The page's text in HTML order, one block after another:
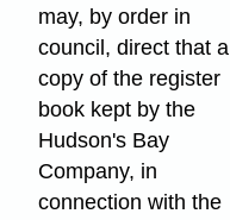
may, by order in
council, direct that a
copy of the register
book kept by the
Hudson's Bay
Company, in
connection with the